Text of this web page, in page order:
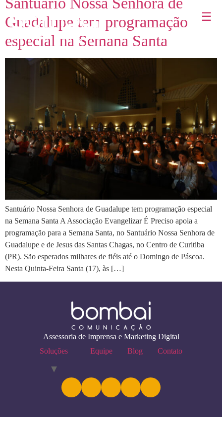
☰
Guadalupe tem programação
especial na Semana Santa
Santuário Nossa Senhora de Guadalupe tem programação especial
na Semana Santa A Associação Evangelizar É Preciso apoia a
programação para a Semana Santa, no Santuário Nossa Senhora de
Guadalupe e de Jesus das Santas Chagas, no Centro de Curitiba
(PR). São esperados milhares de fiéis até o Domingo de Páscoa.
Nesta Quinta-Feira Santa (17), às […]
Assessoria de Imprensa e Marketing Digital
Soluções
Equipe Blog Contato